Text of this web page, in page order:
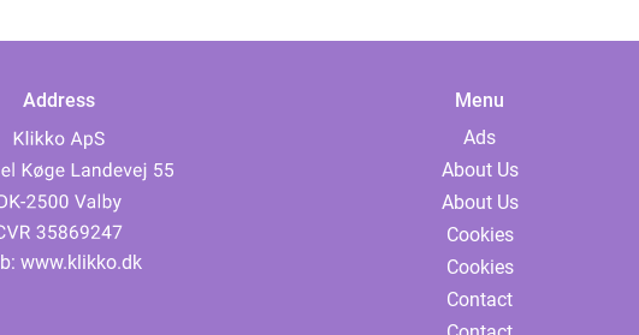
Address
www.klikko.dk
Menu
Ads
About Us
About Us
Cookies
Cookies
Contact